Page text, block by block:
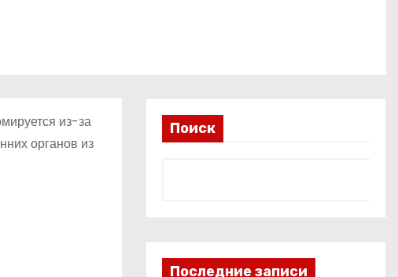
из-за
органов из
Поиск
Последние записи